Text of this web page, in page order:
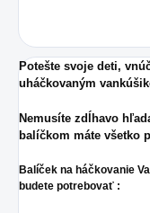
Potešte svoje deti,
uháčkovaným
Nemusíte zdĺhavo
balíčkom máte všetko
Balíček na háčkovanie
budete potrebovať :